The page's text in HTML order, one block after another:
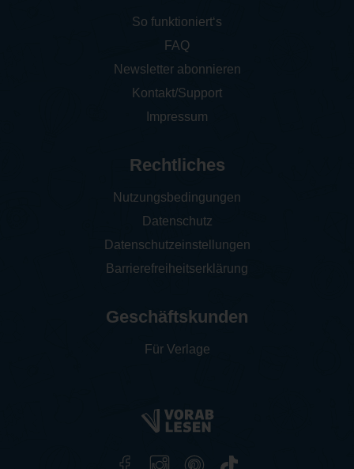
So funktioniert‘s
FAQ
Newsletter abonnieren
Kontakt/Support
Impressum
Rechtliches
Nutzungsbedingungen
Datenschutz
Datenschutzeinstellungen
Barrierefreiheitserklärung
Geschäftskunden
Für Verlage